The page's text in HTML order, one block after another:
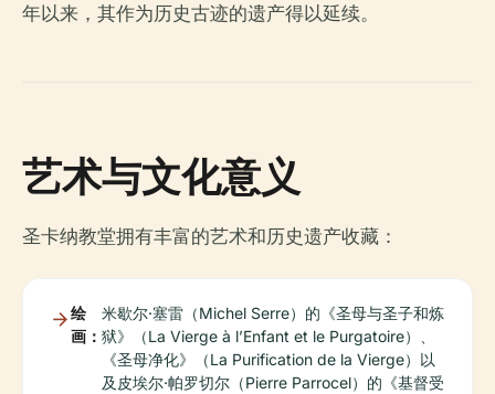
年以来，其作为历史古迹的遗产得以延续。
艺术与文化意义
圣卡纳教堂拥有丰富的艺术和历史遗产收藏：
绘
画：
米歇尔·塞雷（Michel Serre）的《圣母与圣子和炼
狱》（La Vierge à l’Enfant et le Purgatoire）、
《圣母净化》（La Purification de la Vierge）以
及皮埃尔·帕罗切尔（Pierre Parrocel）的《基督受